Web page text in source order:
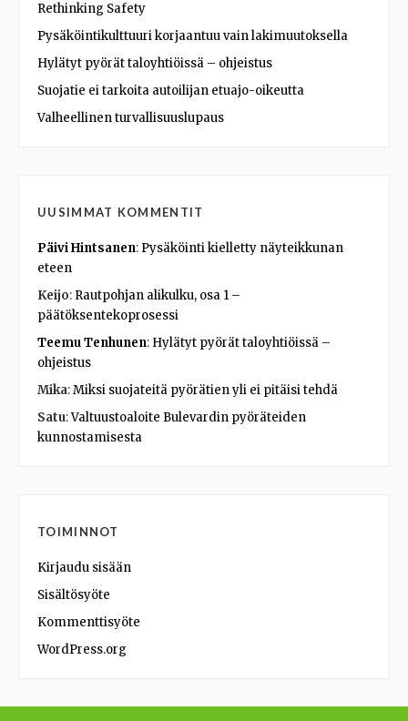
Rethinking Safety
Pysäköintikulttuuri korjaantuu vain lakimuutoksella
Hylätyt pyörät taloyhtiöissä – ohjeistus
Suojatie ei tarkoita autoilijan etuajo-oikeutta
Valheellinen turvallisuuslupaus
UUSIMMAT KOMMENTIT
Päivi Hintsanen: Pysäköinti kielletty näyteikkunan
eteen
Keijo: Rautpohjan alikulku, osa 1 –
päätöksentekoprosessi
Teemu Tenhunen: Hylätyt pyörät taloyhtiöissä –
ohjeistus
Mika:Miksi suojateitä pyörätien yli ei pitäisi tehdä
Satu:Valtuustoaloite Bulevardin pyöräteiden
kunnostamisesta
TOIMINNOT
Kirjaudu sisään
Sisältösyöte
Kommenttisyöte
WordPress.org